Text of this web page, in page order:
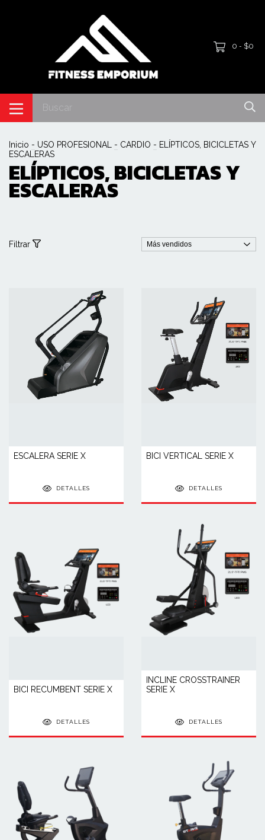
0 - $0
Inicio - USO PROFESIONAL - CARDIO - ELÍPTICOS, BICICLETAS Y
ESCALERAS
ELÍPTICOS, BICICLETAS Y
ESCALERAS
Filtrar
ESCALERA SERIE X
DETALLES
BICI VERTICAL SERIE X
DETALLES
BICI RECUMBENT SERIE X
DETALLES
INCLINE CROSSTRAINER
SERIE X
DETALLES